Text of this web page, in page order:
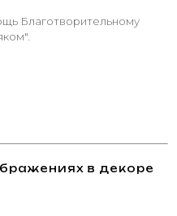
Благотворительному
в декоре